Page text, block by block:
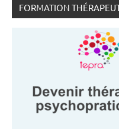
FORMATION